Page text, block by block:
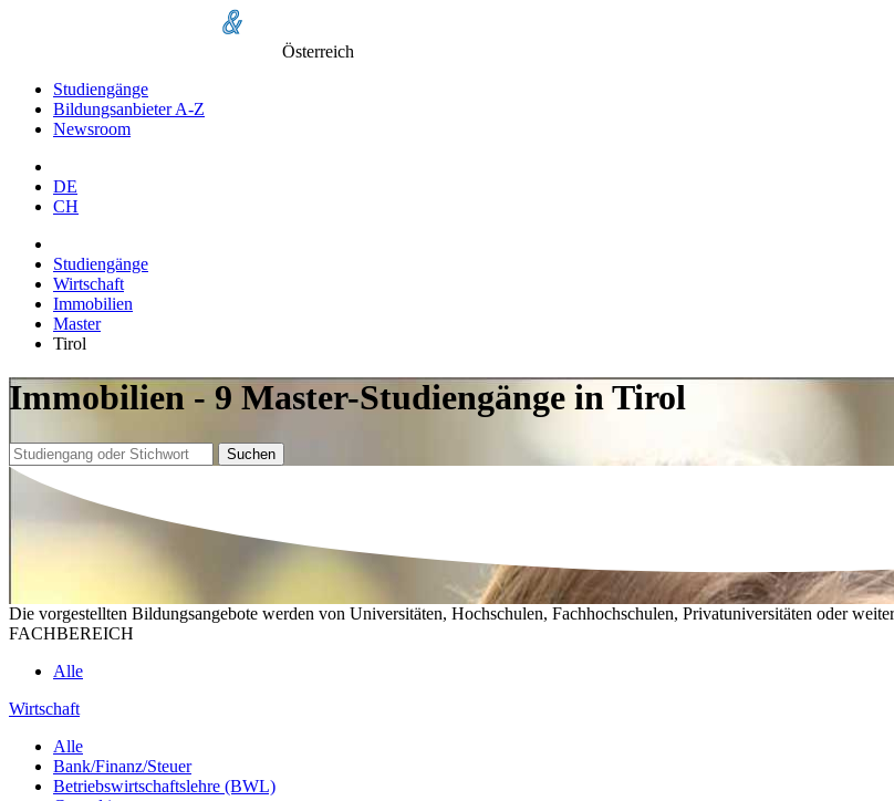
Österreich
Studiengänge
Bildungsanbieter A-Z
Newsroom
DE
CH
Studiengänge
Wirtschaft
Immobilien
Master
Tirol
Immobilien - 9 Master-Studiengänge in Tirol
Suchen
Die vorgestellten Bildungsangebote werden von Universitäten, Hochschulen, Fachhochschulen, Privatuniversitäten oder
FACHBEREICH
Alle
Wirtschaft
Alle
Bank/Finanz/Steuer
Betriebswirtschaftslehre (BWL)